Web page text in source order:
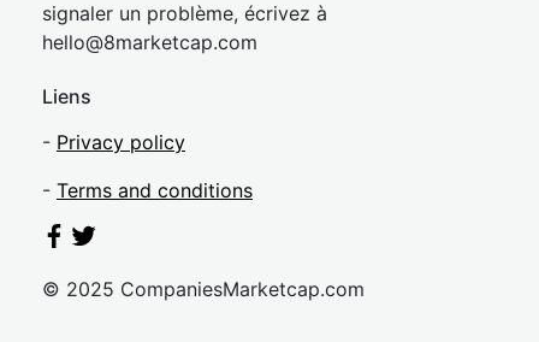
signaler un problème, écrivez à
hello@8marketcap.com
Liens
- Privacy policy
- Terms and conditions
© 2025 CompaniesMarketcap.com